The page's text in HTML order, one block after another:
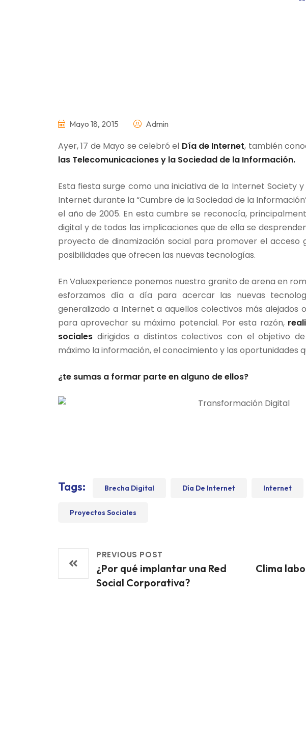
Mayo 18, 2015 Admin
Ayer, 17 de Mayo se celebró el Día de Internet, también
las Telecomunicaciones y la Sociedad de la Información.
Esta fiesta surge como una iniciativa de la Internet Society
Internet durante la “Cumbre de la Sociedad de la
el año de 2005. En esta cumbre se reconocía,
digital y de todas las implicaciones que de ella se
proyecto de dinamización social para promover el acceso
posibilidades que ofrecen las nuevas tecnologías.
En Valuexperience ponemos nuestro granito de arena en
esforzamos día a día para acercar las nuevas
generalizado a Internet a aquellos colectivos más alejados
para aprovechar su máximo potencial. Por esta razón,
sociales dirigidos a distintos colectivos con el objetivo
máximo la información, el conocimiento y las oportunidades
¿te sumas a formar parte en alguno de ellos?
Tags: Brecha Digital Día De Internet Internet
Proyectos Sociales
PREVIOUS POST
¿Por qué implantar una Red
Social Corporativa?
Clima